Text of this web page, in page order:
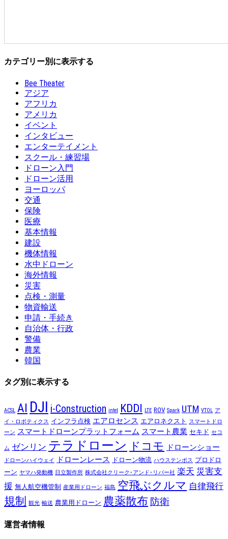
カテゴリー別に表示する
Bee Theater
アジア
アフリカ
アメリカ
イベント
インタビュー
エンターテイメント
スクール・練習場
ドローン入門
ドローン活用
ヨーロッパ
交通
保険
医療
基本情報
建設
機体情報
水中ドローン
海外情報
災害
点検・測量
物資輸送
申請・手続き
自治体・行政
警備
農業
韓国
タグ別に表示する
ACSL AI DJI i-Construction intel KDDI LTE ROV Spark UTM VTOL ア
イ・ロボティクス インフラ点検 エアロセンス エアロネクスト
スマートドロ
ーン スマートドローンプラットフォーム スマート農業 セキド セコ
ム ゼンリン テラドローン ドコモ ドローンショー
ドローンハイウェイ ドローンレース ドローン物流 ハウステンボス プロドロ
ーン ヤマハ発動機 日立製作所 株式会社クリーク･アンド･リバー社 楽天 災害支
援 無人航空機管制 産業用ドローン 福島 空飛ぶクルマ 自律飛行
規制 観光 輸送 農業用ドローン 農薬散布 防衛
運営者情報